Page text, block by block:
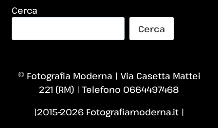
Cerca
Cerca
© Fotografia Moderna | Via Casetta Mattei
221 (RM) | Telefono 0664497468
|2015–2026 Fotografiamoderna.it |